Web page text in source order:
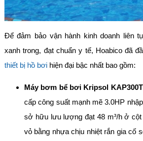
Để đảm bảo vận hành kinh doanh liên
xanh trong, đạt chuẩn y tế, Hoabico đã
thiết bị hồ bơihiện đại bậc nhất bao gồm:
Máy bơm bể bơi Kripsol
cấp công suất mạnh mẽ 3.0HP
sở hữu lưu lượng đạt 48 m³/h ở
vỏ bằng nhựa chịu nhiệt rắn gia cố